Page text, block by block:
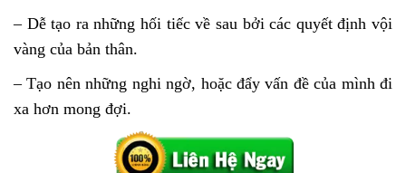
– Dễ tạo ra những hối tiếc về sau bởi các quyết định vội
vàng của bản thân.
– Tạo nên những nghi ngờ, hoặc đẩy vấn đề của mình đi
xa hơn mong đợi.